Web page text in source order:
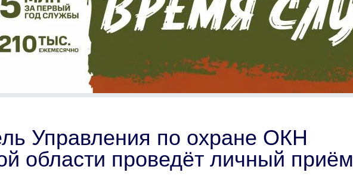
Управления по охране ОКН
области проведёт личный приём